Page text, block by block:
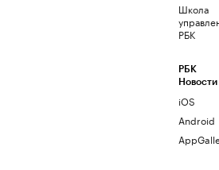
Школа
РБК
РБК
Новости
iOS
Android